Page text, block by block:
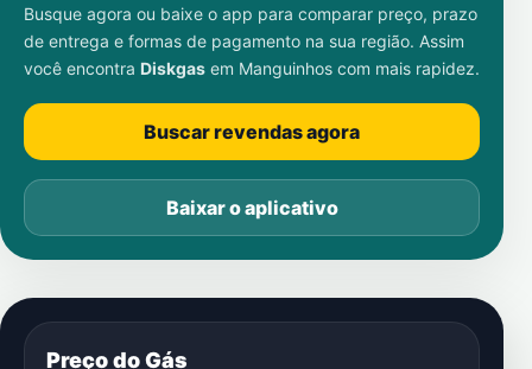
Busque agora ou baixe o app para comparar preço, prazo
de entrega e formas de pagamento na sua região. Assim
você encontra Diskgas em Manguinhos com mais rapidez.
Buscar revendas agora
Baixar o aplicativo
Preço do Gás